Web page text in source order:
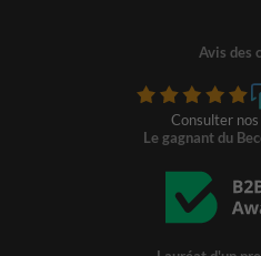
Avis des
Consulter nos
Le gagnant du